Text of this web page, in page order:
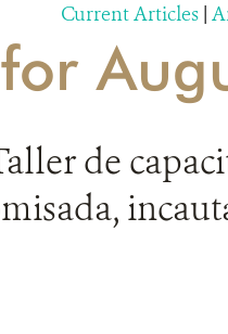
Current Articles |
de